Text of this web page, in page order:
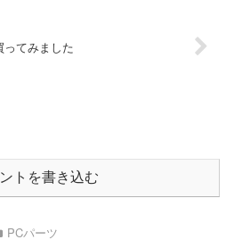
ってみました
トを書き込む
PCパーツ